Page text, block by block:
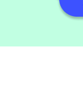
을